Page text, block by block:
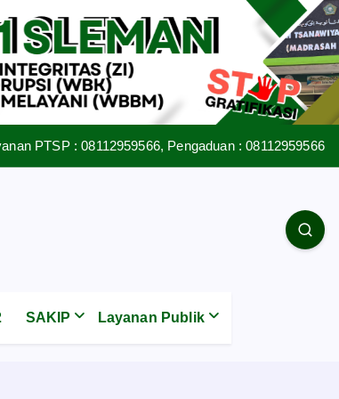
PTSP : 08112959566, Pengaduan : 08112959566
SAKIP Layanan Publik